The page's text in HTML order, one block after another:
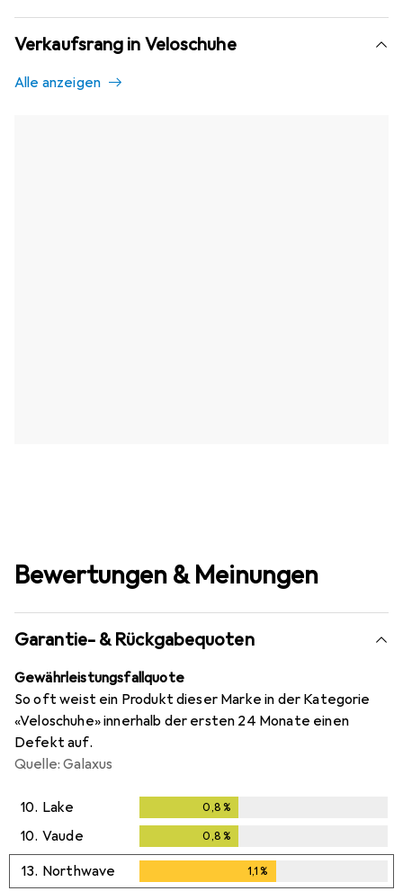
Verkaufsrang in Veloschuhe
Alle anzeigen
Bewertungen & Meinungen
Garantie- & Rückgabequoten
Gewährleistungsfallquote
So oft weist ein Produkt dieser Marke in der Kategorie
«Veloschuhe» innerhalb der ersten 24 Monate einen
Defekt auf.
Quelle: Galaxus
10. Lake 0,8 %
10. Vaude 0,8 %
13. Northwave 1,1%